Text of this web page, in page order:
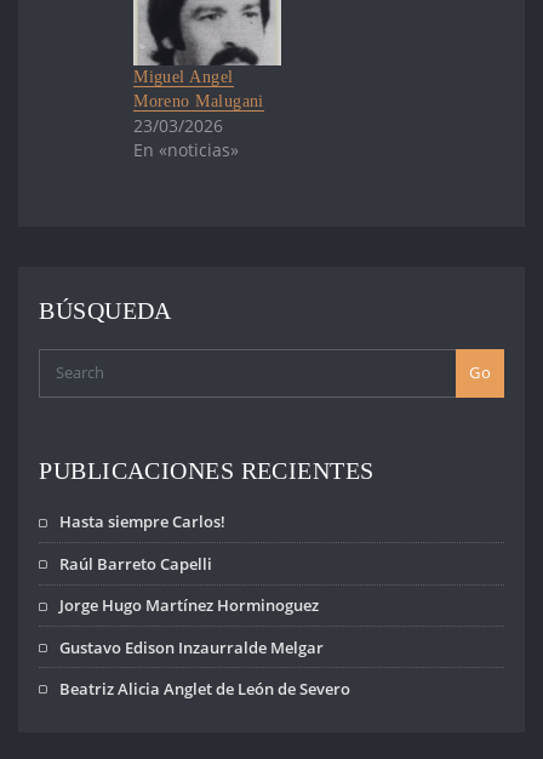
Miguel Angel
Moreno Malugani
23/03/2026
En «noticias»
BÚSQUEDA
Go
PUBLICACIONES RECIENTES
Hasta siempre Carlos!
Raúl Barreto Capelli
Jorge Hugo Martínez Horminoguez
Gustavo Edison Inzaurralde Melgar
Beatriz Alicia Anglet de León de Severo